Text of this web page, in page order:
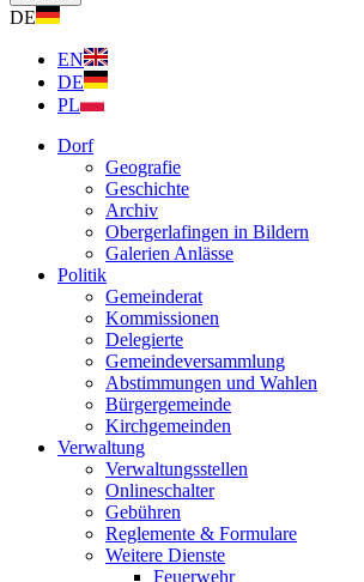
DE
EN
DE
PL
Dorf
Geografie
Geschichte
Archiv
Obergerlafingen in Bildern
Galerien Anlässe
Politik
Gemeinderat
Kommissionen
Delegierte
Gemeindeversammlung
Abstimmungen und Wahlen
Bürgergemeinde
Kirchgemeinden
Verwaltung
Verwaltungsstellen
Onlineschalter
Gebühren
Reglemente & Formulare
Weitere Dienste
Feuerwehr